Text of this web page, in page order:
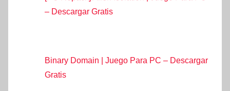
– Descargar Gratis
Binary Domain | Juego Para PC – Descargar
Gratis